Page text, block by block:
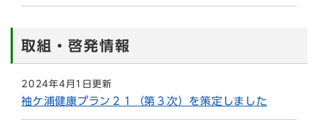
取組・啓発情報
2024年4月1日更新
袖ケ浦健康プラン２１（第３次）を策定しました